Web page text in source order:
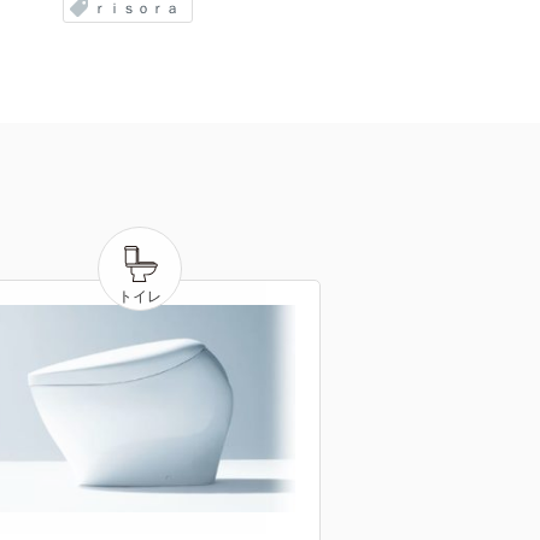
ｒｉｓｏｒａ